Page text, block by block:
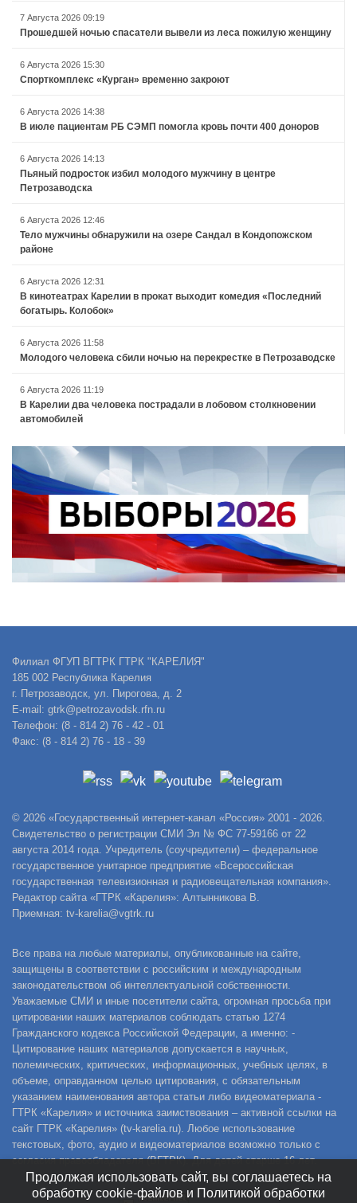
7 Августа 2026 09:19
Прошедшей ночью спасатели вывели из леса пожилую женщину
6 Августа 2026 15:30
Спорткомплекс «Курган» временно закроют
6 Августа 2026 14:38
В июле пациентам РБ СЭМП помогла кровь почти 400 доноров
6 Августа 2026 14:13
Пьяный подросток избил молодого мужчину в центре
Петрозаводска
6 Августа 2026 12:46
Тело мужчины обнаружили на озере Сандал в Кондопожском
районе
6 Августа 2026 12:31
В кинотеатрах Карелии в прокат выходит комедия «Последний
богатырь. Колобок»
6 Августа 2026 11:58
Молодого человека сбили ночью на перекрестке в Петрозаводске
6 Августа 2026 11:19
В Карелии два человека пострадали в лобовом столкновении
автомобилей
Филиал ФГУП ВГТРК ГТРК "КАРЕЛИЯ"
185 002 Республика Карелия
г. Петрозаводск, ул. Пирогова, д. 2
E-mail: gtrk@petrozavodsk.rfn.ru
Телефон: (8 - 814 2) 76 - 42 - 01
Факс: (8 - 814 2) 76 - 18 - 39
© 2026 «Государственный интернет-канал «Россия» 2001 - 2026.
Свидетельство о регистрации СМИ Эл № ФС 77-59166 от 22
августа 2014 года. Учредитель (соучредители) – федеральное
государственное унитарное предприятие «Всероссийская
государственная телевизионная и радиовещательная компания».
Редактор сайта «ГТРК «Карелия»: Алтынникова В.
Приемная: tv-karelia@vgtrk.ru
Все права на любые материалы, опубликованные на сайте,
защищены в соответствии с российским и международным
законодательством об интеллектуальной собственности.
Уважаемые СМИ и иные посетители сайта, огромная просьба при
цитировании наших материалов соблюдать статью 1274
Гражданского кодекса Российской Федерации, а именно: -
Цитирование наших материалов допускается в научных,
полемических, критических, информационных, учебных целях, в
объеме, оправданном целью цитирования, с обязательным
указанием наименования автора статьи либо видеоматериала -
ГТРК «Карелия» и источника заимствования – активной ссылки на
сайт ГТРК «Карелия» (tv-karelia.ru). Любое использование
текстовых, фото, аудио и видеоматериалов возможно только с
согласия правообладателя (ВГТРК). Для детей старше 16 лет.
Продолжая использовать сайт, вы соглашаетесь на
обработку cookie-файлов и Политикой обработки